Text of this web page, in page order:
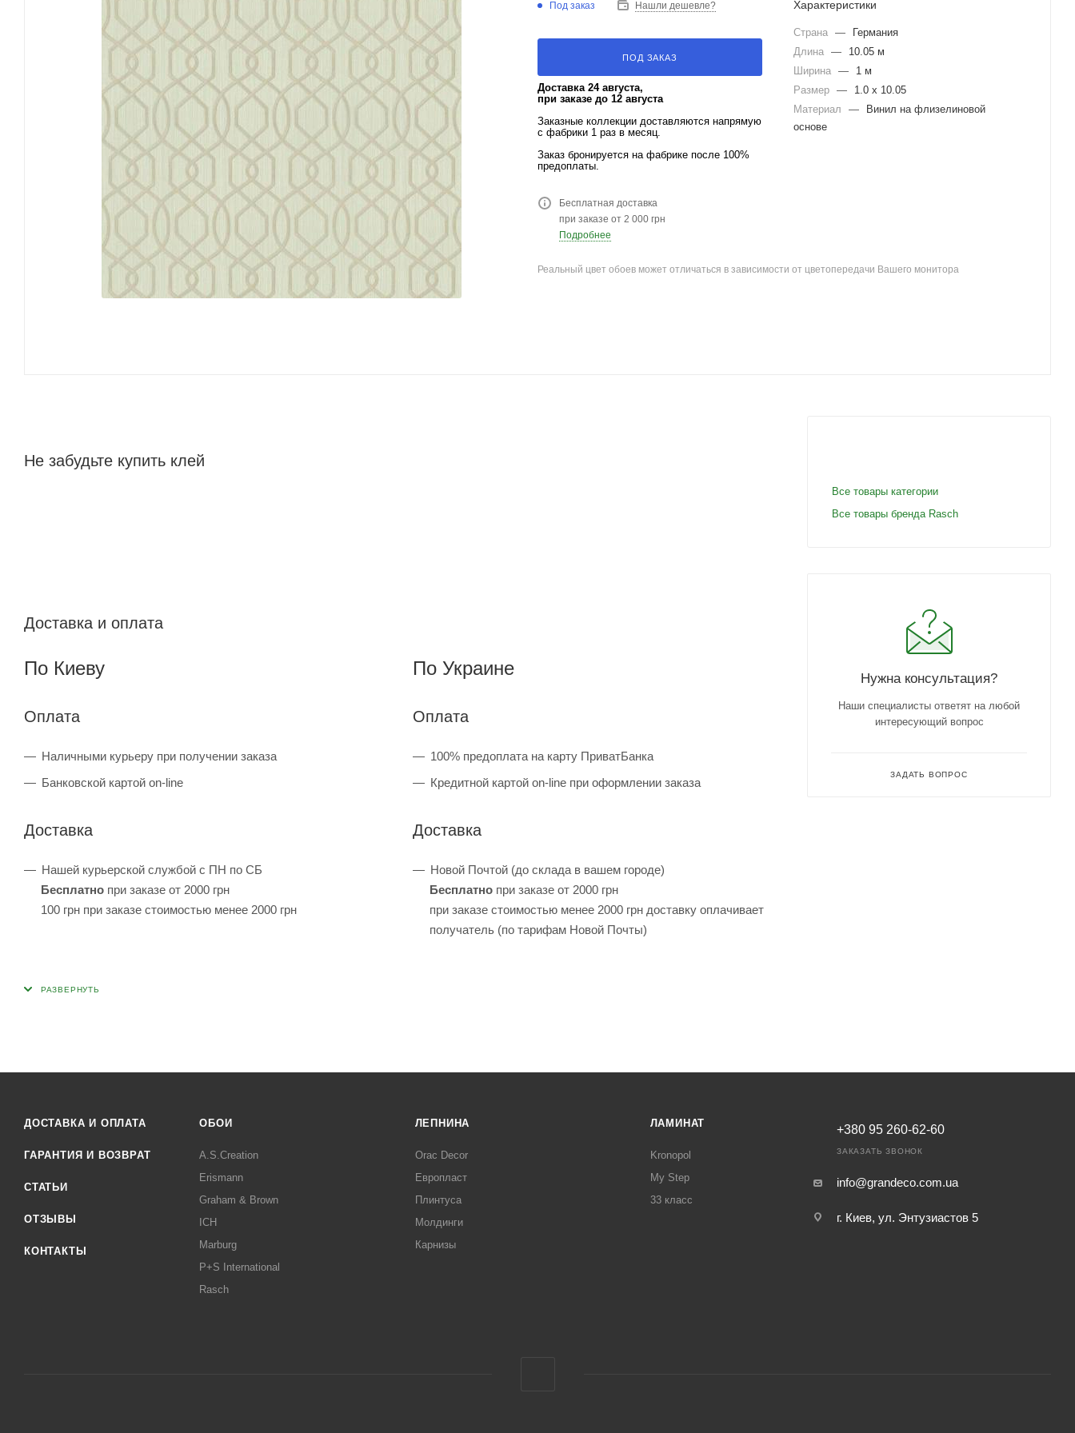
Под заказ Нашли дешевле?
ПОД ЗАКАЗ
Доставка 24 августа,
при заказе до 12 августа
Заказные коллекции доставляются напрямую
с фабрики 1 раз в месяц.
Заказ бронируется на фабрике после 100%
предоплаты.
Бесплатная доставка
при заказе от 2 000 грн
Подробнее
Характеристики
Страна —
Германия
Длина —
10.05 м
Ширина —
1 м
Размер —
1.0 x 10.05
Материал
—
Винил на флизелиновой
основе
Реальный цвет обоев может отличаться в зависимости от цветопередачи Вашего монитора
Не забудьте купить клей
Доставка и оплата
По Киеву
Оплата
Наличными курьеру при получении заказа
Банковской картой on-line
Доставка
Нашей курьерской службой с ПН по СБ
Бесплатно при заказе от 2000 грн
100 грн при заказе стоимостью менее 2000 грн
По Украине
Оплата
100% предоплата на карту ПриватБанка
Кредитной картой on-line при оформлении заказа
Доставка
Новой Почтой (до склада в вашем городе)
Бесплатнопри заказе от 2000 грн
при заказе стоимостью менее 2000 грн доставку оплачивает
получатель (по тарифам Новой Почты)
Все товары категории
Все товары бренда Rasch
Нужна консультация?
Наши специалисты ответят на любой
интересующий вопрос
ЗАДАТЬ ВОПРОС
ДОСТАВКА И ОПЛАТА
ГАРАНТИЯ И ВОЗВРАТ
СТАТЬИ
ОТЗЫВЫ
КОНТАКТЫ
ОБОИ
A.S.Creation
Erismann
Graham & Brown
ICH
Marburg
P+S International
Rasch
ЛЕПНИНА
Orac Decor
Европласт
Плинтуса
Молдинги
Карнизы
ЛАМИНАТ
Kronopol
My Step
33 класс
+380 95 260-62-60
ЗАКАЗАТЬ ЗВОНОК
info@grandeco.com.ua
г. Киев, ул. Энтузиастов 5